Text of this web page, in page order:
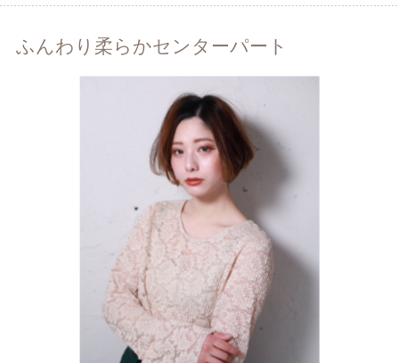
ふんわり柔らかセンターパート